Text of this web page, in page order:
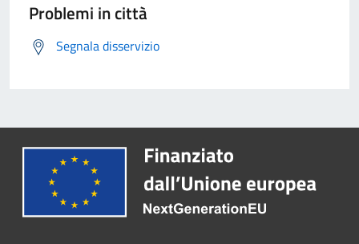
Problemi in città
Segnala disservizio